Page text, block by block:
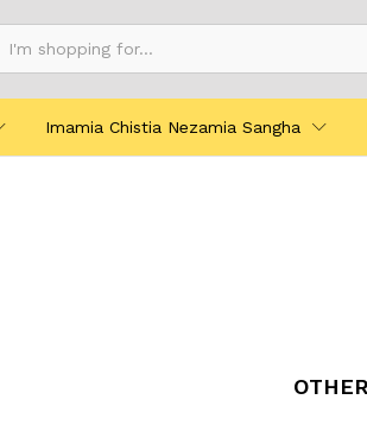
Imamia Chistia Nezamia Sangha
OTHER